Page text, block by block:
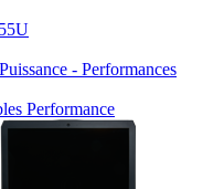
Performance